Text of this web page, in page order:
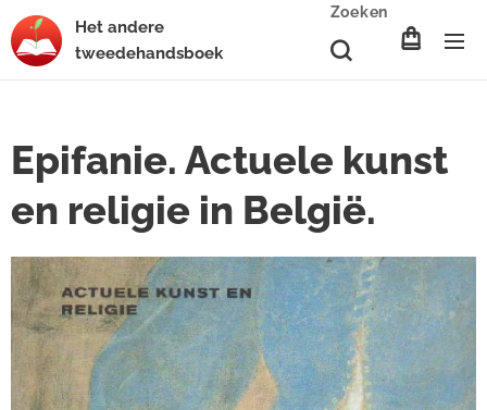
Het andere
tweedehandsboek
Zoeken
Epifanie. Actuele kunst
en religie in België.